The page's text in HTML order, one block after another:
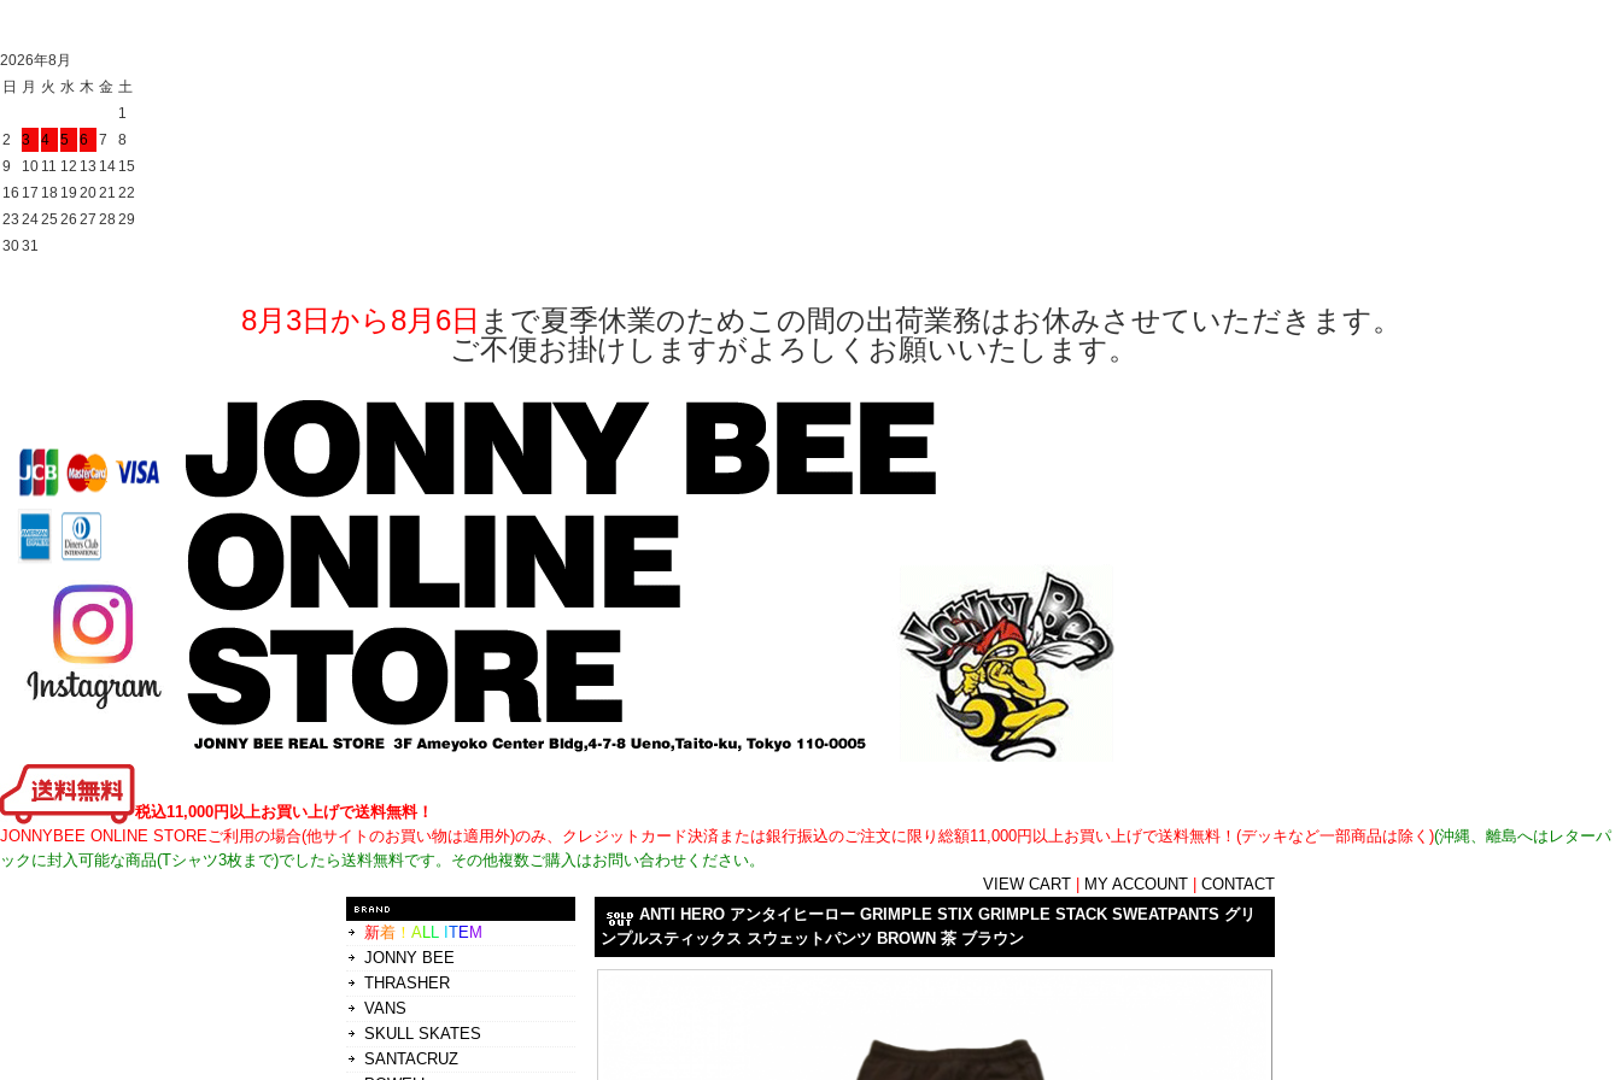
2026年8月
日
月 火 水 木 金 土
1
2
3 4 5 6 7
8
9
10 11 12 13 14 15
16 17 18 19 2021 22
23 2425 26 27 2829
3031
8月3日から8月6日 まで夏季休業のためこの間の出荷業務はお休みさせていただきます。
ご不便お掛けしますがよろしくお願いいたします。
税込11,000円以上お買い上げで送料無料！
JONNYBEE ONLINE STOREご利用の場合(他サイトのお買い物は適用外)のみ、クレジットカード決済または銀行振込のご注文に限り総額11,000円以上お買い上げで送料無料！(デッキなど一部商品は除く)(沖縄、離島へはレターパ
ックに封入可能な商品(Tシャツ3枚まで)でしたら送料無料です。その他複数ご購入はお問い合わせください。
VIEW CART
MY ACCOUNT CONTACT
新着 ！ ALL TEM
JONNY BEE
THRASHER
VANS
SKULL SKATES
SANTACRUZ
ANTI HERO アンタイヒーロー GRIMPLE STIX GRIMPLE STACK SWEATPANTS グリ
ンプルスティックス スウェットパンツ BROWN 茶 ブラウン